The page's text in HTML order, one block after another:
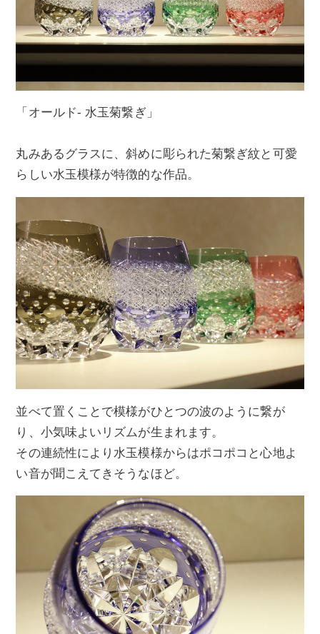
「オールド- 水玉菊繋ぎ」
丸みあるグラスに、斜めに彫られた菊繋ぎ紋と可愛
らしい水玉模様が特徴的な作品。
並べて置くことで模様がひとつの波のように繋が
り、小気味よいリズムが生まれます。
その連続性により水玉模様からはポコポコと心地よ
い音が聞こえてきそうなほど。